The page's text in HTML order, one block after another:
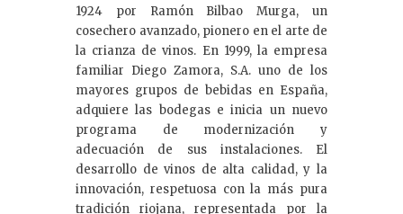
1924 por Ramón Bilbao Murga, un
cosechero avanzado, pionero en el arte de
la crianza de vinos. En 1999, la empresa
familiar Diego Zamora, S.A. uno de los
mayores grupos de bebidas en España,
adquiere las bodegas e inicia un nuevo
programa de modernización y
adecuación de sus instalaciones. El
desarrollo de vinos de alta calidad, y la
innovación, respetuosa con la más pura
tradición riojana, representada por la